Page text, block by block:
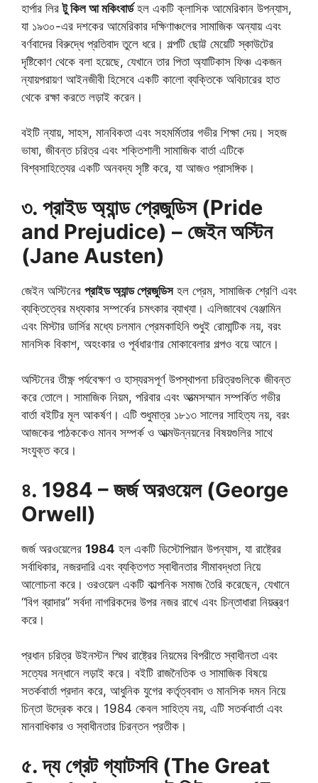
হার্পার লিরটু কিল আ মকিংবার্ডহল একটি ক্লাসিক আমেরিকান উপন্যাস,
যা ১৯৩০-এর দশকের আমেরিকার দক্ষিণাঞ্চলের সামাজিক অন্যায় এবং
বর্ণবাদের বিরুদ্ধে প্রতিবাদ তুলে ধরে। গল্পটি ছোট্ট মেয়েটি স্কাউটের
দৃষ্টিকোণ থেকে বলা হয়েছে, যেখানে তার পিতা অ্যাটিকাস ফিঞ্চ একজন
ন্যায়পরায়ণ আইনজীবী হিসেবে একটি কালো ব্যক্তিকে অবিচারের হাত
থেকে রক্ষা করতে লড়াই করেন।
বইটি ন্যায়, সাহস, মানবিকতা এবং সহমর্মিতার গভীর শিক্ষা দেয়। সহজ
ভাষা, জীবন্ত চরিত্র এবং শক্তিশালী সামাজিক বার্তা এটিকে
বিশ্বসাহিত্যের একটি অনবদ্য সৃষ্টি করে, যা আজও প্রাসঙ্গিক।
৩. প্রাইড অ্যান্ড প্রেজুডিস (Pride
and Prejudice) – জেইন অস্টিন
(Jane Austen)
জেইন অস্টিনের প্রাইড অ্যান্ড প্রেজুডিসহল প্রেম, সামাজিক শ্রেণি এবং
ব্যক্তিত্বের মধ্যকার সম্পর্কের চমৎকার ব্যাখ্যা। এলিজাবেথ বেঞ্জামিন
এবং মিস্টার ডার্সির মধ্যে চলমান প্রেমকাহিনি শুধুই রোমান্টিক নয়, বরং
মানসিক বিকাশ, অহংকার ও পূর্বধারণার মোকাবেলার গল্পও বয়ে আনে।
অস্টিনের তীক্ষ্ণ পর্যবেক্ষণ ও হাস্যরসপূর্ণ উপস্থাপনা চরিত্রগুলিকে জীবন্ত
করে তোলে। সামাজিক নিয়ম, পরিবার এবং আত্মসম্মান সম্পর্কিত গভীর
বার্তা বইটির মূল আকর্ষণ। এটি শুধুমাত্র ১৮১৩ সালের সাহিত্য নয়, বরং
আজকের পাঠককেও মানব সম্পর্ক ও আত্মউন্নয়নের বিষয়গুলির সাথে
সংযুক্ত করে।
৪. 1984 – জর্জ অরওয়েল (George
Orwell)
জর্জ অরওয়েলের 1984 হল একটি ডিস্টোপিয়ান উপন্যাস, যা রাষ্ট্রের
সর্বাধিকার, নজরদারি এবং ব্যক্তিগত স্বাধীনতার সীমাবদ্ধতা নিয়ে
আলোচনা করে। ওরওয়েল একটি কাল্পনিক সমাজ তৈরি করেছেন, যেখানে
“বিগ ব্রাদার” সর্বদা নাগরিকদের উপর নজর রাখে এবং চিন্তাধারা নিয়ন্ত্রণ
করে।
প্রধান চরিত্র উইনস্টন স্মিথ রাষ্ট্রের নিয়মের বিপরীতে স্বাধীনতা এবং
সত্যের সন্ধানে লড়াই করে। বইটি রাজনৈতিক ও সামাজিক বিষয়ে
সতর্কবার্তা প্রদান করে, আধুনিক যুগের কর্তৃত্ববাদ ও মানসিক দমন নিয়ে
চিন্তা উদ্রেক করে। 1984 কেবল সাহিত্য নয়, এটি সতর্কবার্তা এবং
মানবাধিকার ও স্বাধীনতার চিরন্তন প্রতীক।
৫. দ্য গ্রেট গ্যাটসবি (The Great